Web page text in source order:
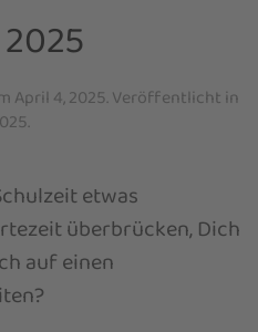
April 4, 2025. Veröffentlicht in
.
etwas
überbrücken, Dich
auf einen